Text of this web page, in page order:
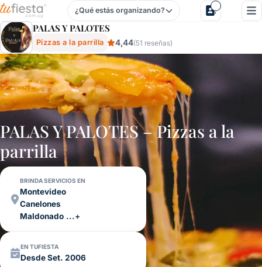
Palas Y Palotes - Pizzas A La Parrilla Para Fiestas Y
¿Qué estás organizando?
PALAS Y PALOTES
Pizzas a la parrilla 4,44(51 reseñas)
PALAS Y PALOTES – Pizzas a la
parrilla
BRINDA SERVICIOS EN
Montevideo
Canelones
Maldonado ...+
EN TUFIESTA
Desde Set. 2006